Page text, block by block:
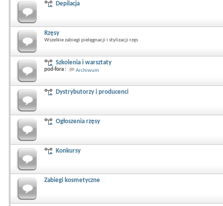
Depilacja
Rzęsy
Wszelkie zabiegi pielęgnacji i stylizacji rzęs
Szkolenia i warsztaty
pod-fora : Archiwum
Dystrybutorzy i producenci
Ogłoszenia rzęsy
Konkursy
Zabiegi kosmetyczne